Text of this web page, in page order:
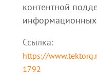
контентной
информационных
Ссылка:
https://
1792